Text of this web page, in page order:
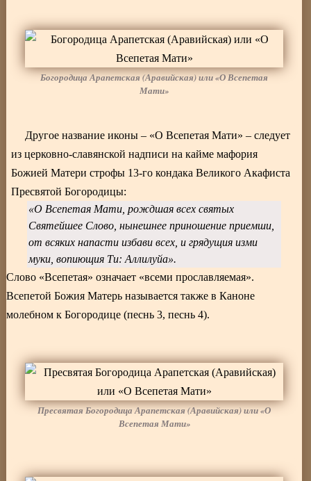
Богородица Арапетская (Аравийская) или «О Всепетая
Мати»
Другое название иконы – «О Всепетая Мати» – следует
из церковно-славянской надписи на кайме мафория
Божией Матери строфы 13-го кондака Великого Акафиста
Пресвятой Богородицы:
«О Всепетая Мати, рождшая всех святых
Святейшее Слово, нынешнее приношение приемши,
от всяких напасти избави всех, и грядущия изми
муки, вопиющия Ти: Аллилуйа».
Слово «Всепетая» означает «всеми прославляемая».
Всепетой Божия Матерь называется также в Каноне
молебном к Богородице (песнь 3, песнь 4).
Пресвятая Богородица Арапетская (Аравийская) или «О
Всепетая Мати»